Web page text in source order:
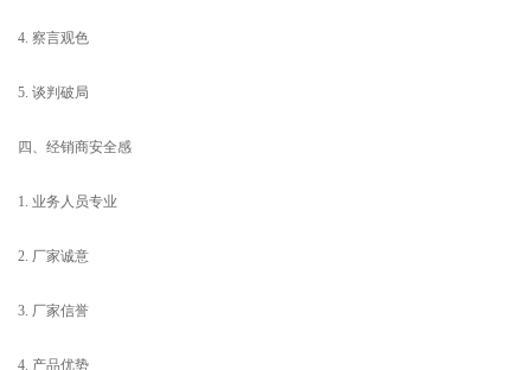
4. 察言观色
5. 谈判破局
四、经销商安全感
1. 业务人员专业
2. 厂家诚意
3. 厂家信誉
4. 产品优势